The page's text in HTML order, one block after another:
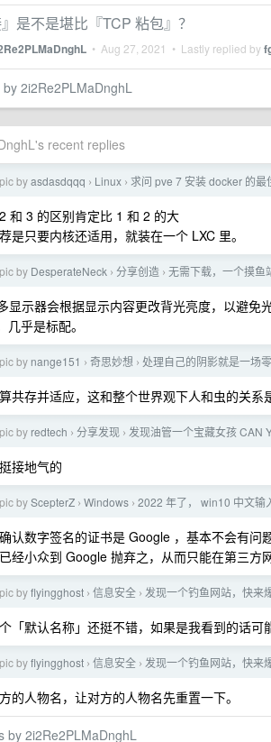
是不是堪比『TCP 粘包』？
• Aug 27, 2021 • Lastly replied by
2i2Re2PLMaDnghL
recent replies
byasdasdqqq › Linux › 求问 pve 7 安装 docker 的最
和 3 的区别肯定比 1 和 2 的大
是只要内核还适用，就装在一个 LXC 里。
by DesperateNeck › 分享创造 › 无需下载，一个摸鱼
显示器会根据显示内容更改背光亮度，以避免光
乎是标配。
by nange151 › 奇思妙想 › 处理自己的阴影就是一场
共存并适应，这和整个世界观下人和虫的关系
by redtech › 分享发现 › 发现油管一个宝藏女孩 CAN
接地气的
byScepterZ › Windows › 2022 年了， win10 中文输
认数字签名的证书是 Google ，基本不会有问题
经小众到 Google 抛弃之，从而只能在第三方
byflyingghost › 信息安全 › 发现一个钓鱼网站，快来
「默认名称」还挺不错，如果是我看到的话可
byflyingghost › 信息安全 › 发现一个钓鱼网站，快来
的人物名，让对方的人物名先重置一下。
by 2i2Re2PLMaDnghL